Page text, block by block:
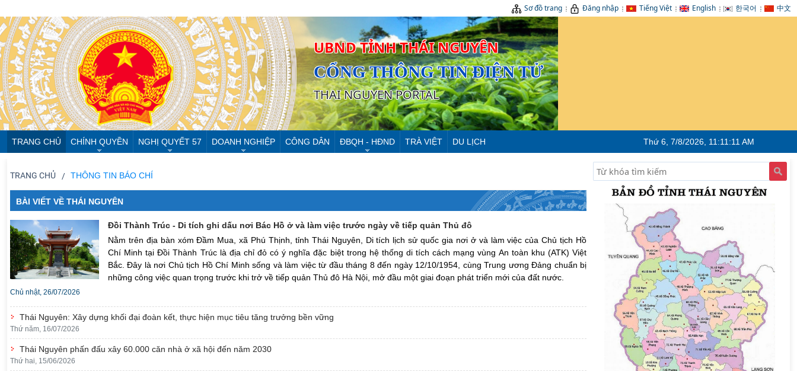
Sơ đồ trang Đăng nhập Tiếng Việt English 한국어 中文
UBND TỈNH THÁI NGUYÊN
CỔNG THÔNG TIN ĐIỆN TỬ
THAI NGUYEN PORTAL
TRANG CHỦ CHÍNH QUYỀN NGHỊ QUYẾT 57 DOANH NGHIỆP CÔNG DÂN ĐBQH - HĐND TRÀ VIỆT DU LỊCH Thứ 6, 7/8/2026, 11:11:12 AM
TRANG CHỦ THÔNG TIN BÁO CHÍ
BÀI VIẾT VỀ THÁI NGUYÊN
Đồi Thành Trúc - Di tích ghi dấu nơi Bác Hồ ở và làm việc trước ngày về tiếp quản Thủ đô
Nằm trên địa bàn xóm Đầm Mua, xã Phú Thịnh, tỉnh Thái Nguyên, Di tích lịch sử quốc gia nơi ở và làm việc của Chủ tịch Hồ
Chí Minh tại Đồi Thành Trúc là địa chỉ đỏ có ý nghĩa đặc biệt trong hệ thống di tích cách mạng vùng An toàn khu (ATK) Việt
Bắc. Đây là nơi Chủ tịch Hồ Chí Minh sống và làm việc từ đầu tháng 8 đến ngày 12/10/1954, cùng Trung ương Đảng chuẩn bị
những công việc quan trọng trước khi trở về tiếp quản Thủ đô Hà Nội, mở đầu một giai đoạn phát triển mới của đất nước.
Chủ nhật, 26/07/2026
Thái Nguyên: Xây dựng khối đại đoàn kết, thực hiện mục tiêu tăng trưởng bền vững
Thứ năm, 16/07/2026
Thái Nguyên phấn đấu xây 60.000 căn nhà ở xã hội đến năm 2030
Thứ hai, 15/06/2026